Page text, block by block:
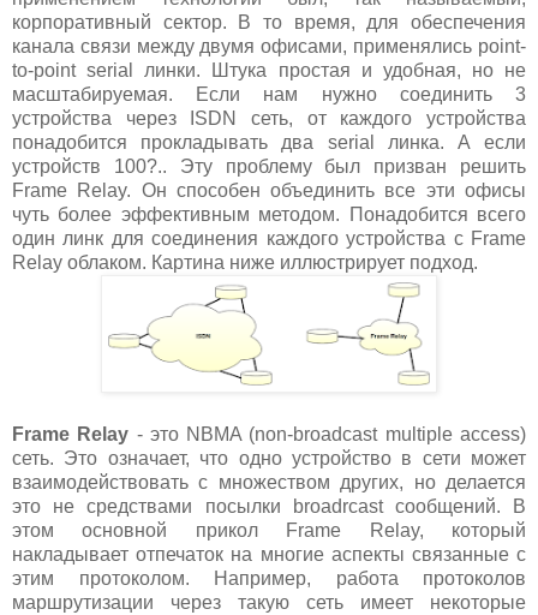
корпоративный сектор. В то время, для обеспечения
канала связи между двумя офисами, применялись point-
to-point serial линки. Штука простая и удобная, но не
масштабируемая. Если нам нужно соединить 3
устройства через ISDN сеть, от каждого устройства
понадобится прокладывать два serial линка. А если
устройств 100?.. Эту проблему был призван решить
Frame Relay. Он способен объединить все эти офисы
чуть более эффективным методом. Понадобится всего
один линк для соединения каждого устройства с Frame
Relay облаком. Картина ниже иллюстрирует подход.
Frame Relay - это NBMA (non-broadcast multiple access)
сеть. Это означает, что одно устройство в сети может
взаимодействовать с множеством других, но делается
это не средствами посылки broadrcast сообщений. В
этом основной прикол Frame Relay, который
накладывает отпечаток на многие аспекты связанные с
этим протоколом. Например, работа протоколов
маршрутизации через такую сеть имеет некоторые